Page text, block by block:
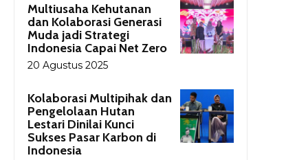
Multiusaha Kehutanan
dan Kolaborasi Generasi
Muda jadi Strategi
Indonesia Capai Net Zero
20 Agustus 2025
Kolaborasi Multipihak dan
Pengelolaan Hutan
Lestari Dinilai Kunci
Sukses Pasar Karbon di
Indonesia